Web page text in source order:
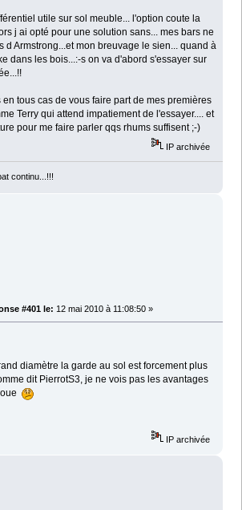
utile sur sol meuble... l'option coute la
j ai opté pour une solution sans... mes bars ne
d Armstrong...et mon breuvage le sien... quand à
dans les bois...:-s on va d'abord s'essayer sur
tous cas de vous faire part de mes premières
Terry qui attend impatiement de l'essayer.... et
pour me faire parler qqs rhums suffisent ;-)
IP archivée
continu...!!!
#401 le: 12 mai 2010 à 11:08:50 »
diamètre la garde au sol est forcement plus
dit PierrotS3, je ne vois pas les avantages
IP archivée